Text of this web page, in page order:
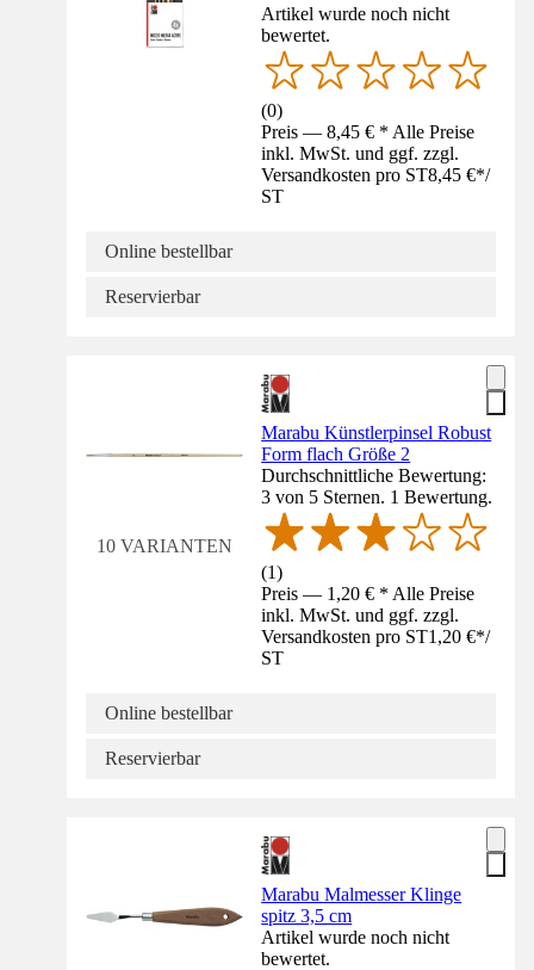
Artikel wurde noch nicht
bewertet.
(0)
Preis — 8,45 € * Alle Preise
inkl. MwSt. und ggf. zzgl.
Versandkosten pro ST8,45 €*/
ST
Online bestellbar
Reservierbar
10 VARIANTEN
Marabu Künstlerpinsel Robust
Form flach Größe 2
Durchschnittliche Bewertung:
3 von 5 Sternen. 1 Bewertung.
(1)
Preis — 1,20 € * Alle Preise
inkl. MwSt. und ggf. zzgl.
Versandkosten pro ST1,20 €*/
ST
Online bestellbar
Reservierbar
Marabu Malmesser Klinge
spitz 3,5 cm
Artikel wurde noch nicht
bewertet.